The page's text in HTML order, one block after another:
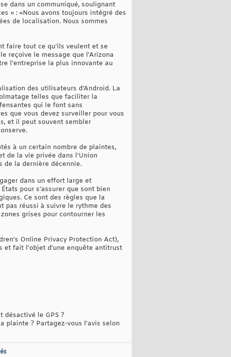
dans un communiqué, soulignant
» : «Nous avons toujours intégré des
de localisation. Nous sommes
faire tout ce qu'ils veulent et se
reçoive le message que l'Arizona
l’entreprise la plus innovante au
des utilisateurs d'Android. La
telles que faciliter la
qui le font sans
que vous devez surveiller pour vous
et il peut souvent sembler
à un certain nombre de plaintes,
de la vie privée dans l'Union
de la dernière décennie.
dans un effort large et
pour s’assurer que sont bien
Ce sont des règles que la
pas réussi à suivre le rythme des
grises pour contourner les
Online Privacy Protection Act),
et fait l'objet d'une enquête antitrust
désactivé le GPS ?
plainte ? Partagez-vous l'avis selon